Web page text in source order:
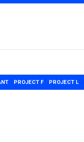
PROJECT F PROJECT L